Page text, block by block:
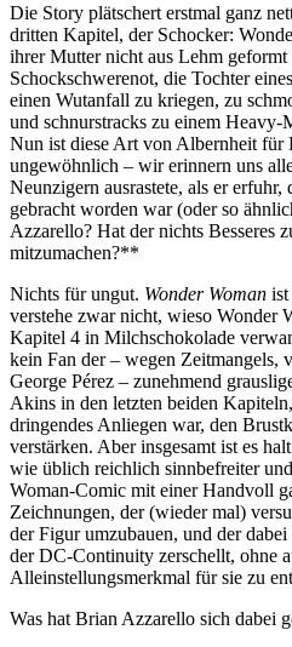
Die Story plätschert erstmal ganz
dritten Kapitel, der Schocker:
ihrer Mutter nicht aus Lehm geformt
Schockschwerenot, die Tochter
einen Wutanfall zu kriegen, zu
und schnurstracks zu einem
Nun ist diese Art von Albernheit für
ungewöhnlich – wir erinnern uns
Neunzigern ausrastete, als er erfuhr,
gebracht worden war (oder so
Azzarello? Hat der nichts Besseres
mitzumachen?**
Nichts für ungut. Wonder Woman
verstehe zwar nicht, wieso Wonder
Kapitel 4 in Milchschokolade
kein Fan der – wegen Zeitmangels,
George Pérez – zunehmend
Akins in den letzten beiden
dringendes Anliegen war, den
verstärken. Aber insgesamt ist es
wie üblich reichlich sinnbefreiter
Woman-Comic mit einer Handvoll
Zeichnungen, der (wieder mal)
der Figur umzubauen, und der
der DC-Continuity zerschellt, ohne
Alleinstellungsmerkmal für sie zu
Was hat Brian Azzarello sich dabei